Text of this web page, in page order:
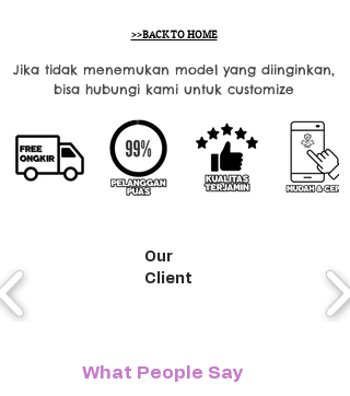
>>BACK TO HOME
Jika tidak menemukan model yang diinginkan,
bisa hubungi kami untuk customize
Our
Client
What People Say